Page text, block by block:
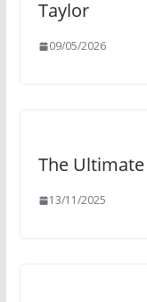
Taylor
09/05/2026
The
13/11/2025